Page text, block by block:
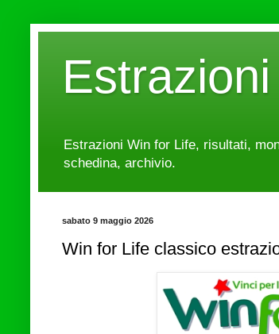
Estrazioni Win for Life, risultati,
schedina, archivio.
sabato 9 maggio 2026
Win for Life classico